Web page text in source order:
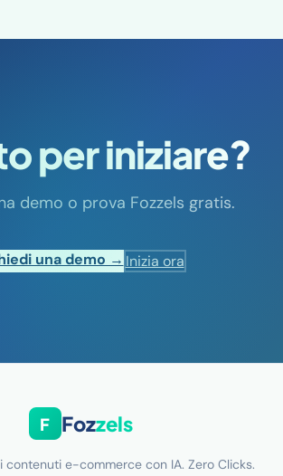
per iniziare?
demo o prova Fozzels gratis.
una demo → Inizia ora
F Fozzels
contenuti e-commerce con IA. Zero Clicks.